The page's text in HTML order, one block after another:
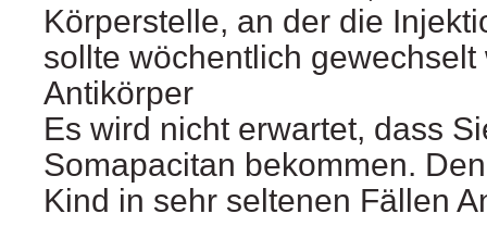
Körperstelle, an der die
sollte wöchentlich gewechselt
Antikörper
Es wird nicht erwartet, dass
Somapacitan bekommen.
Kind in sehr seltenen Fällen